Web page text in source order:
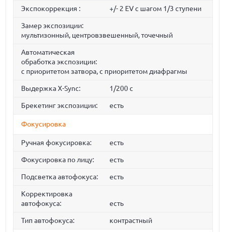
Экспокоррекция : +/- 2 EV с шагом 1/3 ступени
Замер экспозиции:
мультизонный, центровзвешенный, точечный
Автоматическая
обработка экспозиции:
с приоритетом затвора, с приоритетом диафрагмы
Выдержка X-Sync: 1/200 c
Брекетинг экспозиции: есть
Фокусировка
Ручная фокусировка: есть
Фокусировка по лицу: есть
Подсветка автофокуса: есть
Корректировка
автофокуса:
есть
Тип автофокуса: контрастный